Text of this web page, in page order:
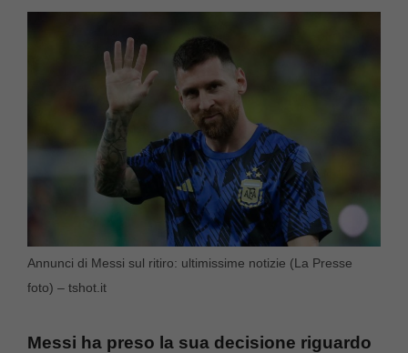
Annunci di Messi sul ritiro: ultimissime notizie (La Presse
foto) – tshot.it
Messi ha preso la sua decisione riguardo